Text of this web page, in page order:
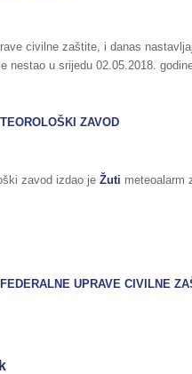
civilne zaštite, i danas
nestao u srijedu 02.05.2018.
ZAVOD
zavod izdao je Žuti meteoalarm
UPRAVE CIVILNE